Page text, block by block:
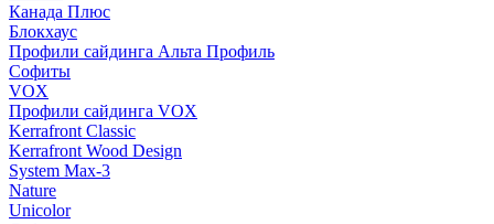
Канада Плюс
Блокхаус
Профили сайдинга Альта Профиль
Софиты
VOX
Профили сайдинга VOX
Kerrafront Classic
Kerrafront Wood Design
System Max-3
Nature
Unicolor